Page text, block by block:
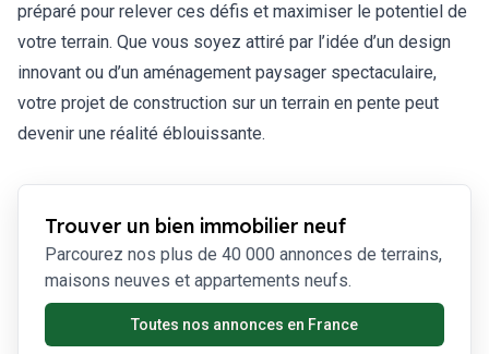
préparé pour relever ces défis et maximiser le potentiel de
votre terrain. Que vous soyez attiré par l’idée d’un design
innovant ou d’un aménagement paysager spectaculaire,
votre projet de construction sur un terrain en pente peut
devenir une réalité éblouissante.
Trouver un bien immobilier neuf
Parcourez nos plus de 40 000 annonces de terrains,
maisons neuves et appartements neufs.
Toutes nos annonces en France